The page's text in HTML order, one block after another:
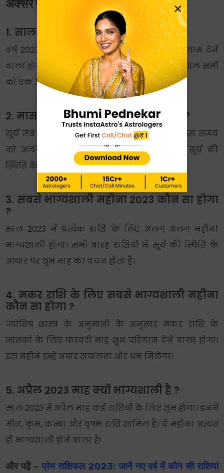
अक्सर पूछे जाने वाले प्रश्न –
1. साल 2023 में राशिफल कैसा होगा ?
वर्ष 2023 सभी राशि के जातकों के लिए शुभ परिणाम देने
वाला होगा। इस साल नई सफलताएं मिलेंगी। यह साल सभी
को एक उज्जवल भविष्य की ओर ले जाएगा।
2. मास के अनुसार सूर्य राशि क्या होती है ?
सूर्य जब विभिन्न राशियों में निवास करता है तब उस समय
को अलग अलग महीने का नाम दिया जाता है। सूर्य की
स्थिति के आधार पर उन्हें सौर मास कहा जाता है।
3. सबसे भाग्यशाली महीना 2023 कौन सा होगा
?
साल 2023 में प्रत्येक राशि के लिए अलग अलग महीना
भाग्यशाली होगा। सभी बारह राशियों में सूर्य की स्थिति के
आधार पर शुभ माह का चयन होता है।
4. मकर राशि के लिए सबसे भाग्यशाली महीना
कौन सा होगा ?
ज्योतिष शास्त्र के अनुमानों के अनुसार मकर राशि के
जातकों के लिए फरवरी माह शुभ परिणाम देने वाला होगा।
इस महीने इन्हें अपार सफलता और धन मिलेगा।
5. अप्रैल 2023 माह क्यों भाग्यशाली है ?
साल 2023 में अप्रैल माह कई राशियों के लिए शुभ होगा। इनमें
मीन, कुंभ, कन्या और वृषभ राशि शामिल है। ये महीना अत्यंत
ही भाग्यशाली होने वाला है।
और पढ़ें –प्रेम राशिफल 2023: जानें नए वर्ष में कौन सी राशियां
×